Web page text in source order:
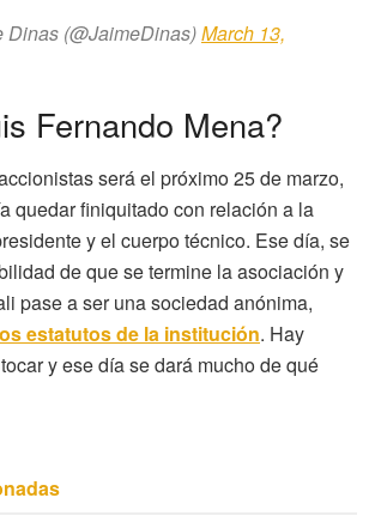
(@JaimeDinas)March 13,
Fernando Mena?
será el próximo 25 de marzo,
quedar finiquitado con relación a la
y el cuerpo técnico. Ese día, se
de que se termine la asociación y
pase a ser una sociedad anónima,
estatutos de la institución. Hay
y ese día se dará mucho de qué